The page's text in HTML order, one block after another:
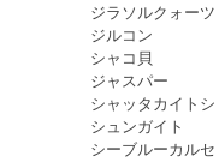
ジラソルクォーツ
ジルコン
シャコ貝
ジャスパー
シャッタカイトシ
シュンガイト
シーブルーカルセ